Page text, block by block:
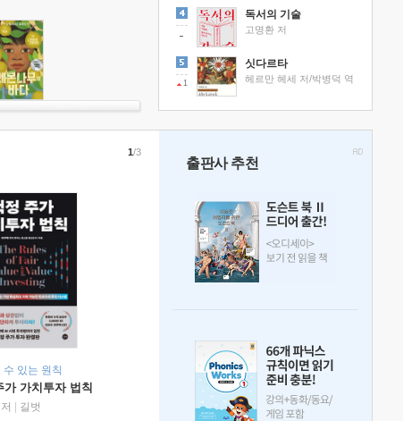
독서의 기술
고명환 저
1
싯다르타
헤르만 헤세 저/박병덕 역
수 있는 원칙
가 가치투자 법칙
길벗
1/3
출판사 추천